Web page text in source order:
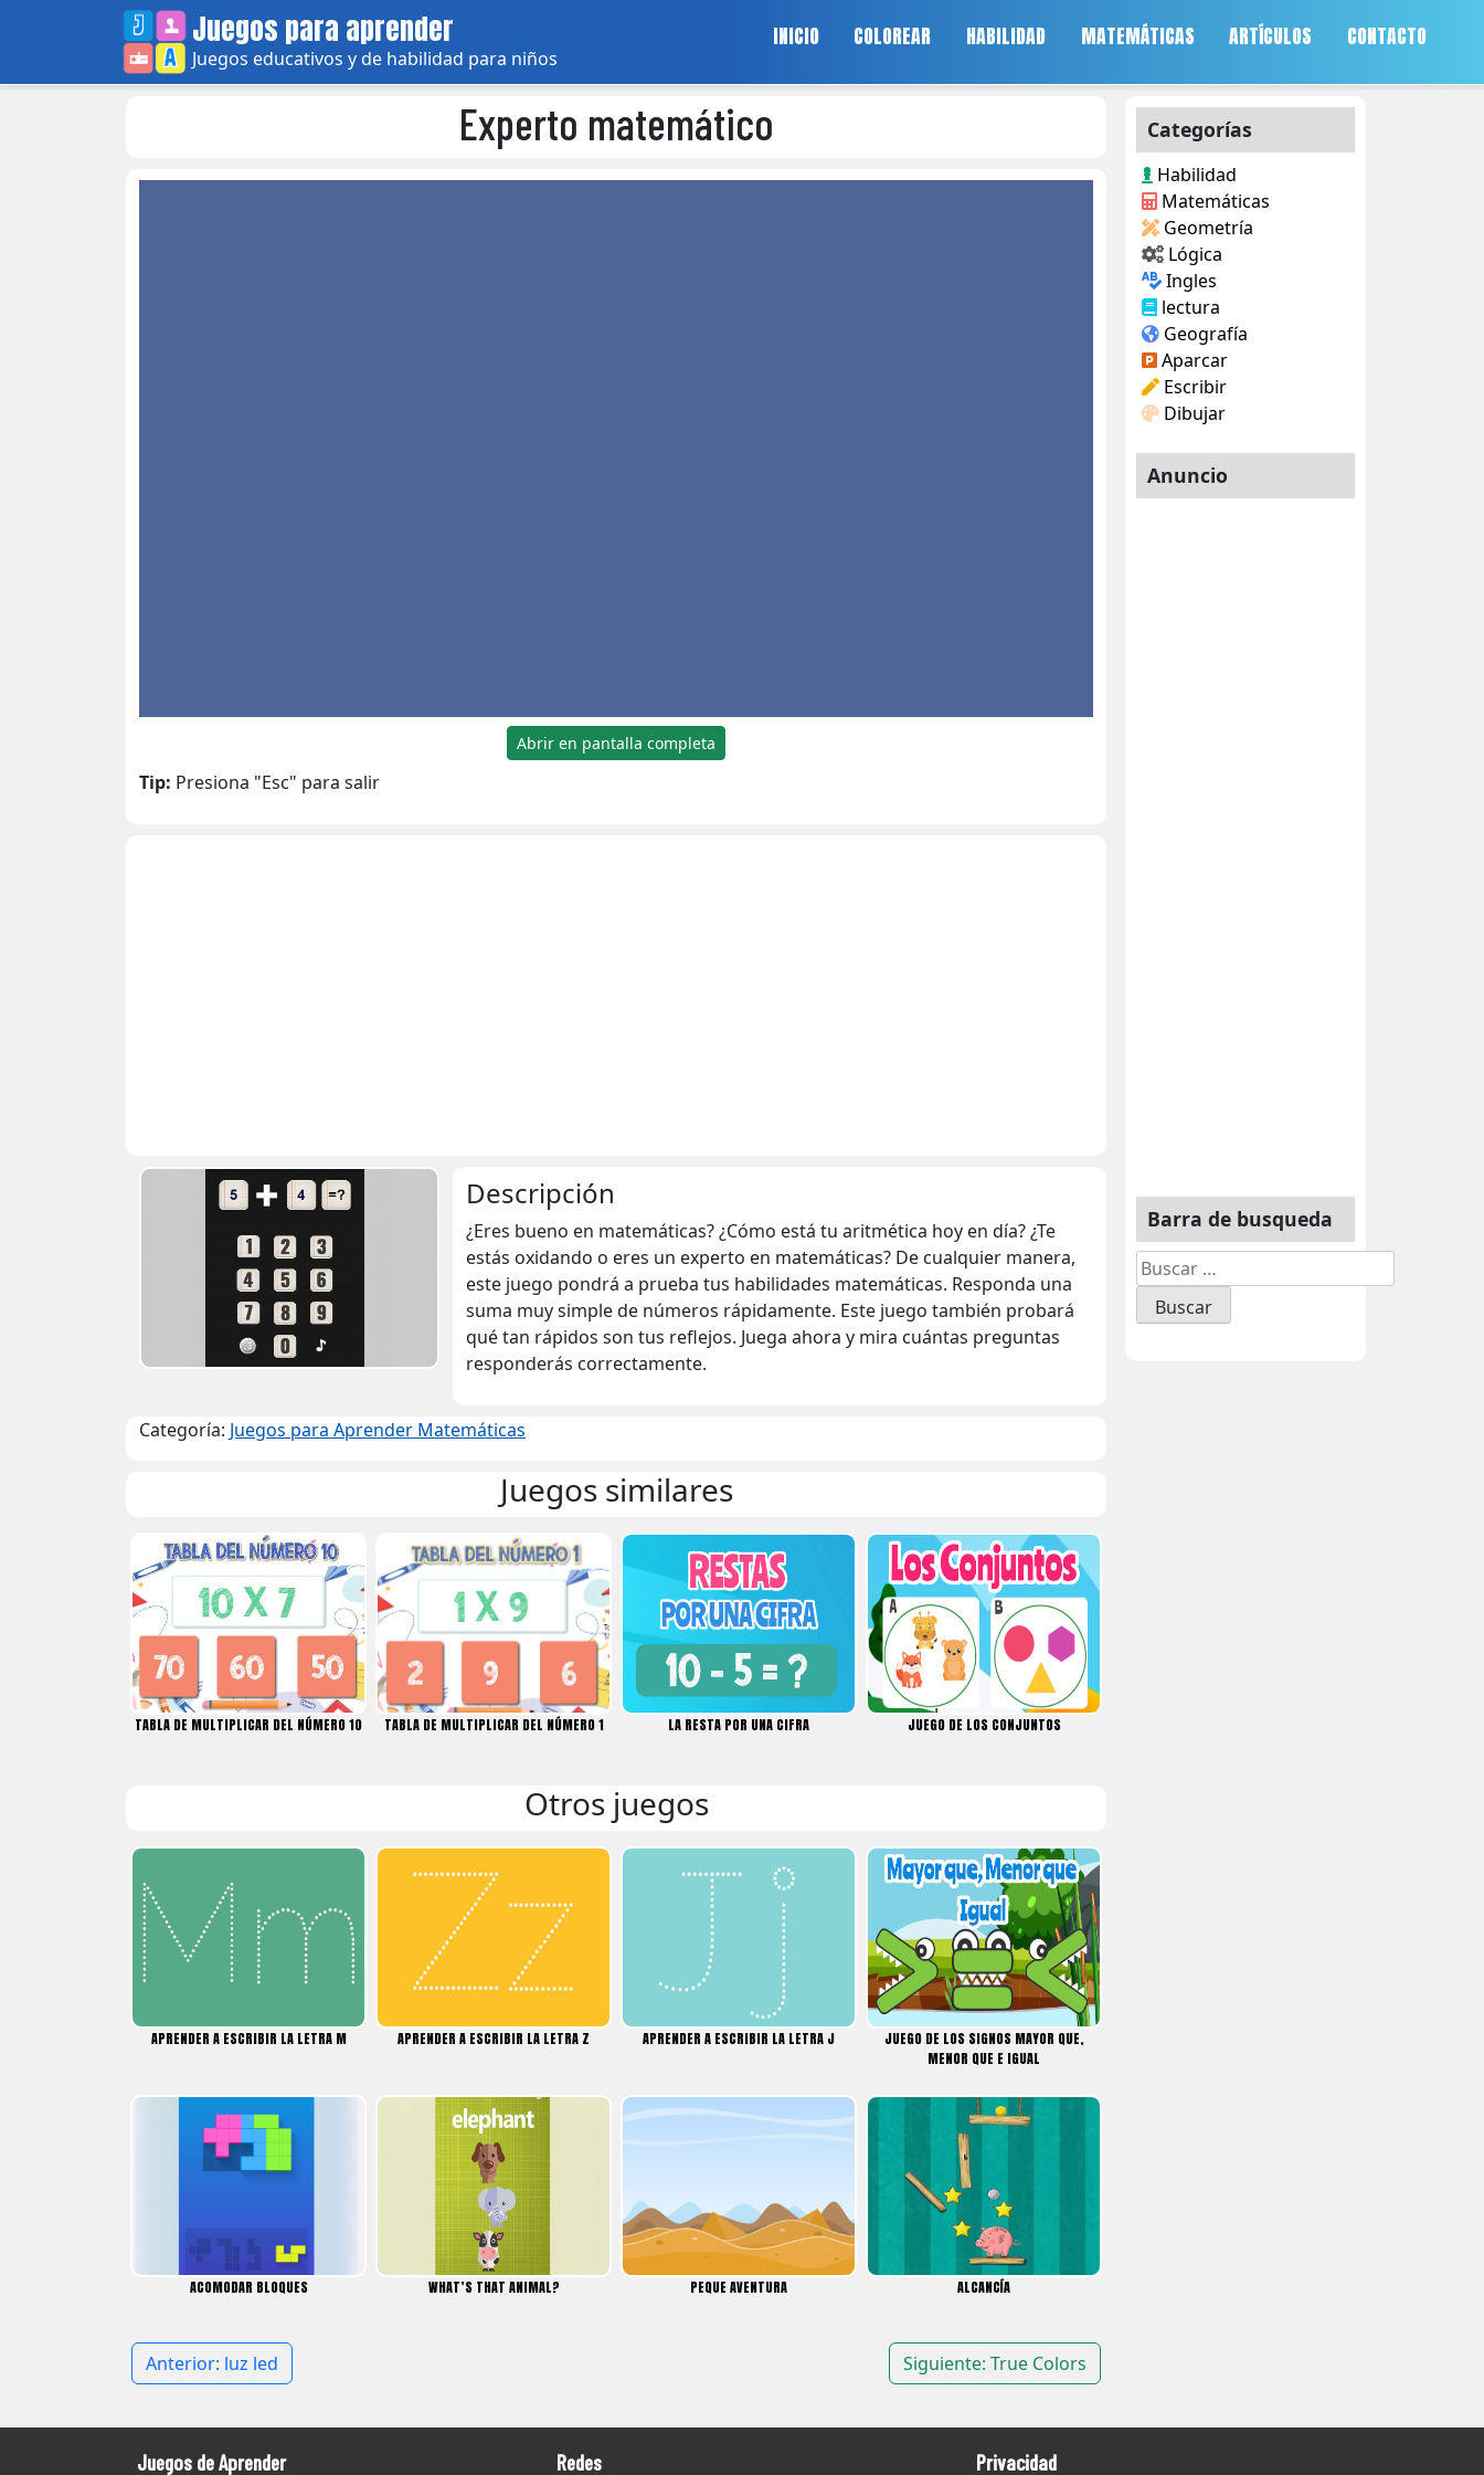
Juegos para aprender
Juegos educativos y de habilidad para niños
INICIO COLOREAR HABILIDAD MATEMÁTICAS ARTÍCULOS CONTACTO
Experto matemático
Abrir en pantalla completa
Tip: Presiona "Esc" para salir
Descripción
¿Eres bueno en matemáticas? ¿Cómo está tu aritmética hoy en día? ¿Te
estás oxidando o eres un experto en matemáticas? De cualquier manera,
este juego pondrá a prueba tus habilidades matemáticas. Responda una
suma muy simple de números rápidamente. Este juego también probará
qué tan rápidos son tus reflejos. Juega ahora y mira cuántas preguntas
responderás correctamente.
Categoría: Juegos para Aprender Matemáticas
Juegos similares
TABLA DE MULTIPLICAR DEL NÚMERO 10 TABLA DE MULTIPLICAR DEL NÚMERO 1 LA RESTA POR UNA CIFRA JUEGO DE LOS CONJUNTOS
Otros juegos
APRENDER A ESCRIBIR LA LETRA M APRENDER A ESCRIBIR LA LETRA Z APRENDER A ESCRIBIR LA LETRA J
JUEGO DE LOS SIGNOS MAYOR QUE,
MENOR QUE E IGUAL
ACOMODAR BLOQUES WHAT’S THAT ANIMAL? PEQUE AVENTURA ALCANCÍA
Navegación
entradas
Anterior: luz led Siguiente: True Colors
Categorías
Habilidad
Matemáticas
Geometría
Lógica
Ingles
lectura
Geografía
Aparcar
Escribir
Dibujar
Anuncio
Barra de busqueda
Buscar:
Juegos de Aprender Redes Privacidad